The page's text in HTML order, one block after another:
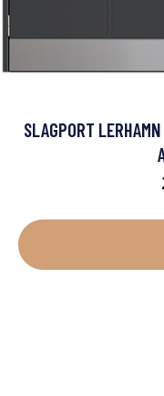
SLAGPORT